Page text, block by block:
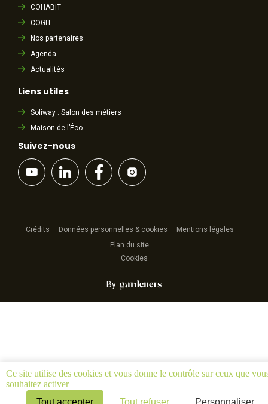
COHABIT
COGIT
Nos partenaires
Agenda
Actualités
Liens utiles
Soliway : Salon des métiers
Maison de l’Éco
Suivez-nous
Crédits Données personnelles & cookies
Mentions légales
Plan du site
Cookies
By
Ce site utilise des cookies et vous donne le contrôle sur ceux que
souhaitez activer
Tout accepter
Tout refuser Personnaliser